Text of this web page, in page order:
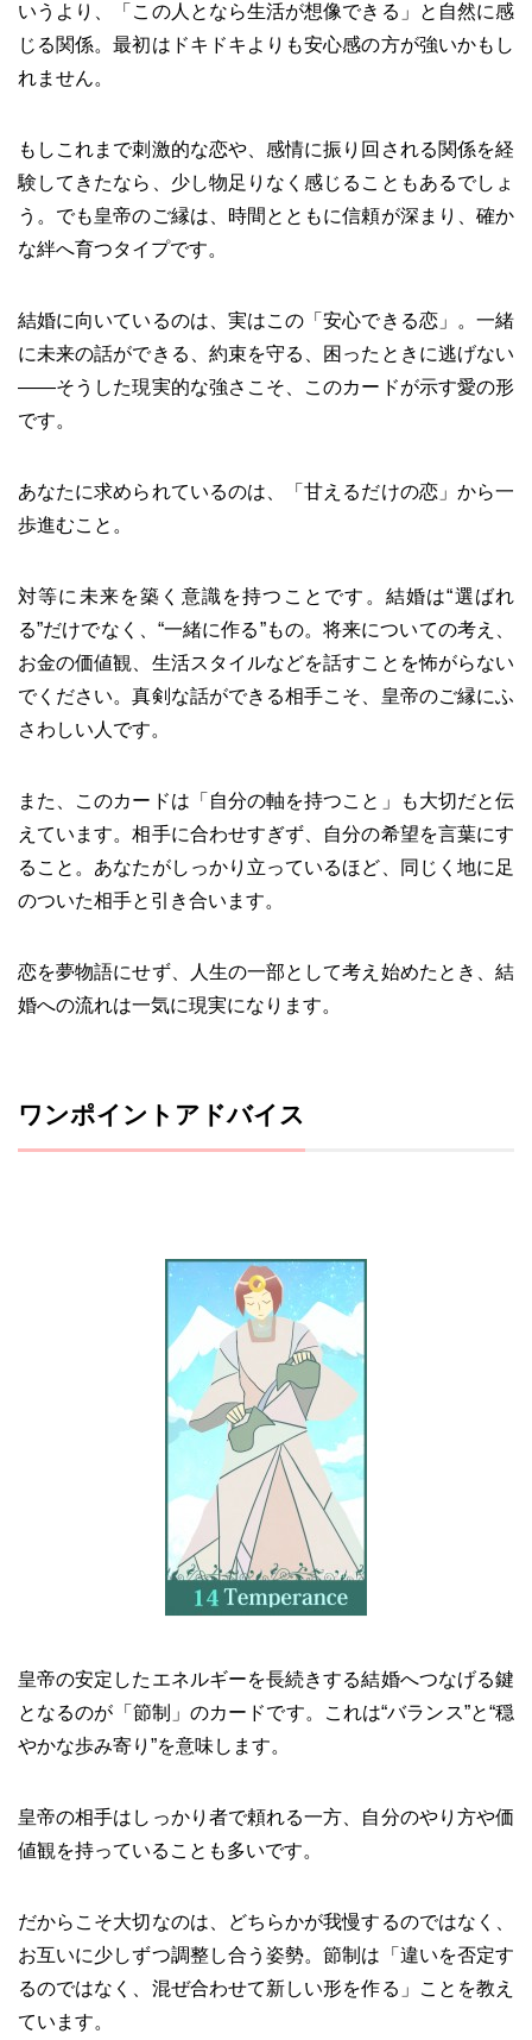
いうより、「この人となら生活が想像できる」と自然に感
じる関係。最初はドキドキよりも安心感の方が強いかもし
れません。
もしこれまで刺激的な恋や、感情に振り回される関係を経
験してきたなら、少し物足りなく感じることもあるでしょ
う。でも皇帝のご縁は、時間とともに信頼が深まり、確か
な絆へ育つタイプです。
結婚に向いているのは、実はこの「安心できる恋」。一緒
に未来の話ができる、約束を守る、困ったときに逃げない
——そうした現実的な強さこそ、このカードが示す愛の形
です。
あなたに求められているのは、「甘えるだけの恋」から一
歩進むこと。
対等に未来を築く意識を持つことです。結婚は“選ばれ
る”だけでなく、“一緒に作る”もの。将来についての考え、
お金の価値観、生活スタイルなどを話すことを怖がらない
でください。真剣な話ができる相手こそ、皇帝のご縁にふ
さわしい人です。
また、このカードは「自分の軸を持つこと」も大切だと伝
えています。相手に合わせすぎず、自分の希望を言葉にす
ること。あなたがしっかり立っているほど、同じく地に足
のついた相手と引き合います。
恋を夢物語にせず、人生の一部として考え始めたとき、結
婚への流れは一気に現実になります。
ワンポイントアドバイス
皇帝の安定したエネルギーを長続きする結婚へつなげる鍵
となるのが「節制」のカードです。これは“バランス”と“穏
やかな歩み寄り”を意味します。
皇帝の相手はしっかり者で頼れる一方、自分のやり方や価
値観を持っていることも多いです。
だからこそ大切なのは、どちらかが我慢するのではなく、
お互いに少しずつ調整し合う姿勢。節制は「違いを否定す
るのではなく、混ぜ合わせて新しい形を作る」ことを教え
ています。